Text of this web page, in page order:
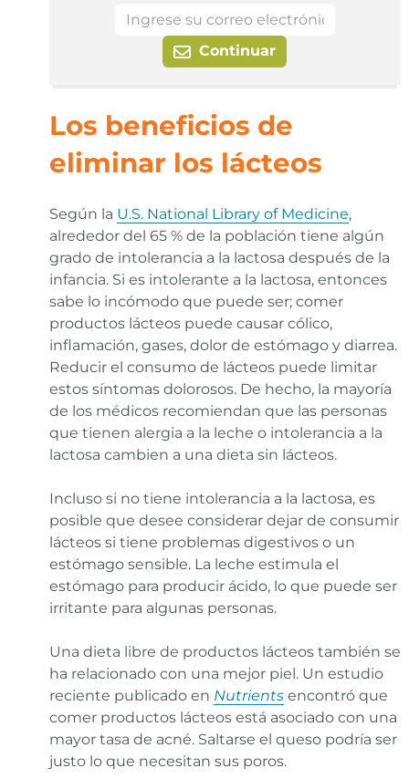
Continuar
Los beneficios de
eliminar los lácteos
Según la U.S. National Library of Medicine,
alrededor del 65 % de la población tiene algún
grado de intolerancia a la lactosa después de la
infancia. Si es intolerante a la lactosa, entonces
sabe lo incómodo que puede ser; comer
productos lácteos puede causar cólico,
inflamación, gases, dolor de estómago y diarrea.
Reducir el consumo de lácteos puede limitar
estos síntomas dolorosos. De hecho, la mayoría
de los médicos recomiendan que las personas
que tienen alergia a la leche o intolerancia a la
lactosa cambien a una dieta sin lácteos.
Incluso si no tiene intolerancia a la lactosa, es
posible que desee considerar dejar de consumir
lácteos si tiene problemas digestivos o un
estómago sensible. La leche estimula el
estómago para producir ácido, lo que puede ser
irritante para algunas personas.
Una dieta libre de productos lácteos también se
ha relacionado con una mejor piel. Un estudio
reciente publicado en Nutrientsencontró que
comer productos lácteos está asociado con una
mayor tasa de acné. Saltarse el queso podría ser
justo lo que necesitan sus poros.